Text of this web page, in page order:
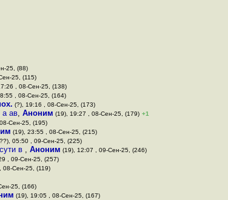
25, (88)
25, (115)
, 08-Сен-25, (138)
, 08-Сен-25, (164)
(?), 19:16 , 08-Сен-25, (173)
а ав, Аноним (19), 19:27 , 08-Сен-25, (179) +1
Сен-25, (195)
(19), 23:55 , 08-Сен-25, (215)
05:50 , 09-Сен-25, (225)
в , Аноним (19), 12:07 , 09-Сен-25, (246)
, 09-Сен-25, (257)
08-Сен-25, (119)
25, (166)
(19), 19:05 , 08-Сен-25, (167)